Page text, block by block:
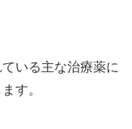
いる主な治療薬に
す。